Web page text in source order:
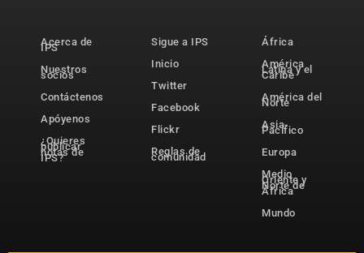
Acerca de
IPS
Nuestros
socios
Contáctenos
Apóyenos
¿Quieres
publicar
notas de
IPS?
Sigue a IPS
Inicio
Twitter
Facebook
Flickr
Reglas de
comunidad
África
América
Latina y el
Caribe
América del
Norte
Asia-
Pacífico
Europa
Medio
Oriente y
Norte de
África
Mundo